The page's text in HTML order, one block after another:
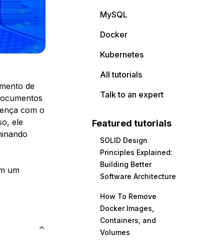
de
com o
ele
um
MySQL
Docker
Kubernetes
All tutorials
Talk to an expert
Featured tutorials
SOLID Design
Principles Explained:
Building Better
Software Architecture
How To Remove
Docker Images,
Containers, and
Volumes